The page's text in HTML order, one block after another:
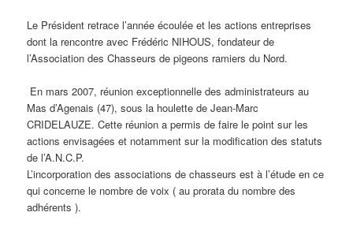
Le Président retrace l’année écoulée et les actions entreprises
dont la rencontre avec Frédéric NIHOUS, fondateur de
l’Association des Chasseurs de pigeons ramiers du Nord.
En mars 2007, réunion exceptionnelle des administrateurs au
Mas d’Agenais (47), sous la houlette de Jean-Marc
CRIDELAUZE. Cette réunion a permis de faire le point sur les
actions envisagées et notamment sur la modification des statuts
de l’A.N.C.P.
L’incorporation des associations de chasseurs est à l’étude en ce
qui concerne le nombre de voix ( au prorata du nombre des
adhérents ).